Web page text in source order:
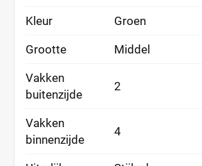
Kleur Groen
Grootte Middel
Vakken
buitenzijde
2
Vakken
binnenzijde
4